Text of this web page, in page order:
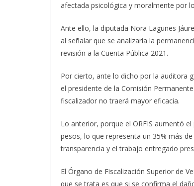
afectada psicológica y moralmente por
Ante ello, la diputada Nora Lagunes
al señalar que se analizaría la
revisión a la Cuenta Pública 2021.
Por cierto, ante lo dicho por la auditora
el presidente de la Comisión
fiscalizador no traerá mayor eficacia.
Lo anterior, porque el ORFIS aumentó
pesos, lo que representa un 35% más
transparencia y el trabajo entregado
El Órgano de Fiscalización Superior de
que se trata es que si se confirma el